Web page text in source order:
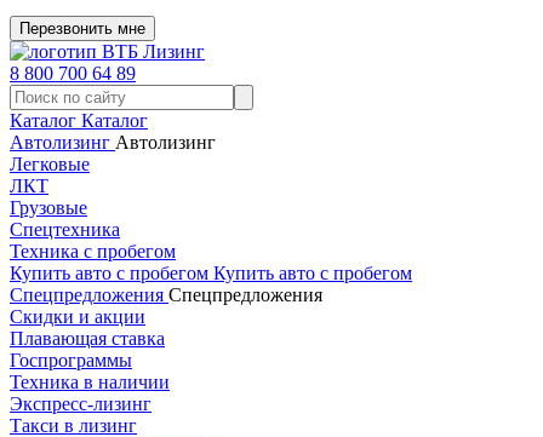
Перезвонить мне
8 800 700 64 89
Каталог Каталог
Автолизинг Автолизинг
Легковые
ЛКТ
Грузовые
Спецтехника
Техника с пробегом
Купить авто с пробегом Купить авто с пробегом
Спецпредложения Спецпредложения
Скидки и акции
Плавающая ставка
Госпрограммы
Техника в наличии
Экспресс-лизинг
Такси в лизинг